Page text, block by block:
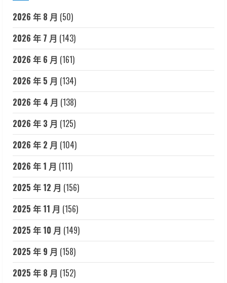
2026 年 8 月 (50)
2026 年 7 月 (143)
2026 年 6 月 (161)
2026 年 5 月 (134)
2026 年 4 月 (138)
2026 年 3 月 (125)
2026 年 2 月 (104)
2026 年 1 月 (111)
2025 年 12 月 (156)
2025 年 11 月 (156)
2025 年 10 月 (149)
2025 年 9 月 (158)
2025 年 8 月 (152)